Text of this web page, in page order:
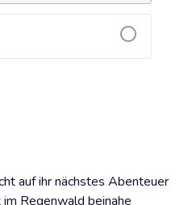
hinzufügen
auf ihr nächstes Abenteuer
Regenwald beinahe